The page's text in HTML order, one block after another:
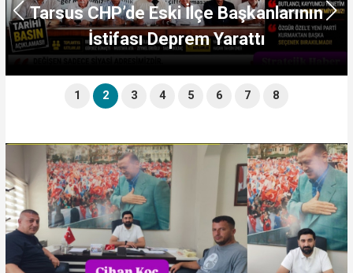
Tarsus CHP’de Eski İlçe Başkanlarının
İstifası Deprem Yarattı
1 2 3 4 5 6 7 8